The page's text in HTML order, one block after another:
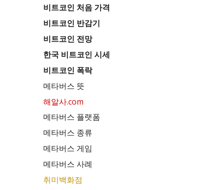
비트코인 처음 가격
비트코인 반감기
비트코인 전망
한국 비트코인 시세
비트코인 폭락
메타버스 뜻
해알사.com
메타버스 플랫폼
메타버스 종류
메타버스 게임
메타버스 사례
취미백화점